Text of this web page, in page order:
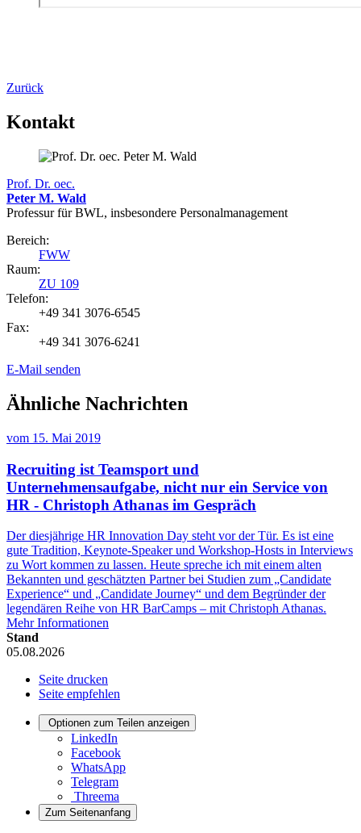
Zurück
Kontakt
Prof. Dr. oec.
Peter M. Wald
Professur für BWL, insbesondere Personalmanagement
Bereich:
FWW
Raum:
ZU 109
Telefon:
+49 341 3076-6545
Fax:
+49 341 3076-6241
E-Mail senden
Ähnliche Nachrichten
vom 15. Mai 2019
Recruiting ist Teamsport und
Unternehmensaufgabe, nicht nur ein Service von
HR - Christoph Athanas im Gespräch
Der diesjährige HR Innovation Day steht vor der Tür. Es ist eine
gute Tradition, Keynote-Speaker und Workshop-Hosts in Interviews
zu Wort kommen zu lassen. Heute spreche ich mit einem alten
Bekannten und geschätzten Partner bei Studien zum „Candidate
Experience“ und „Candidate Journey“ und dem Begründer der
legendären Reihe von HR BarCamps – mit Christoph Athanas.
Mehr Informationen
Stand
05.08.2026
Seite drucken
Seite empfehlen
Optionen zum Teilen anzeigen
LinkedIn
Facebook
WhatsApp
Telegram
Threema
Zum Seitenanfang